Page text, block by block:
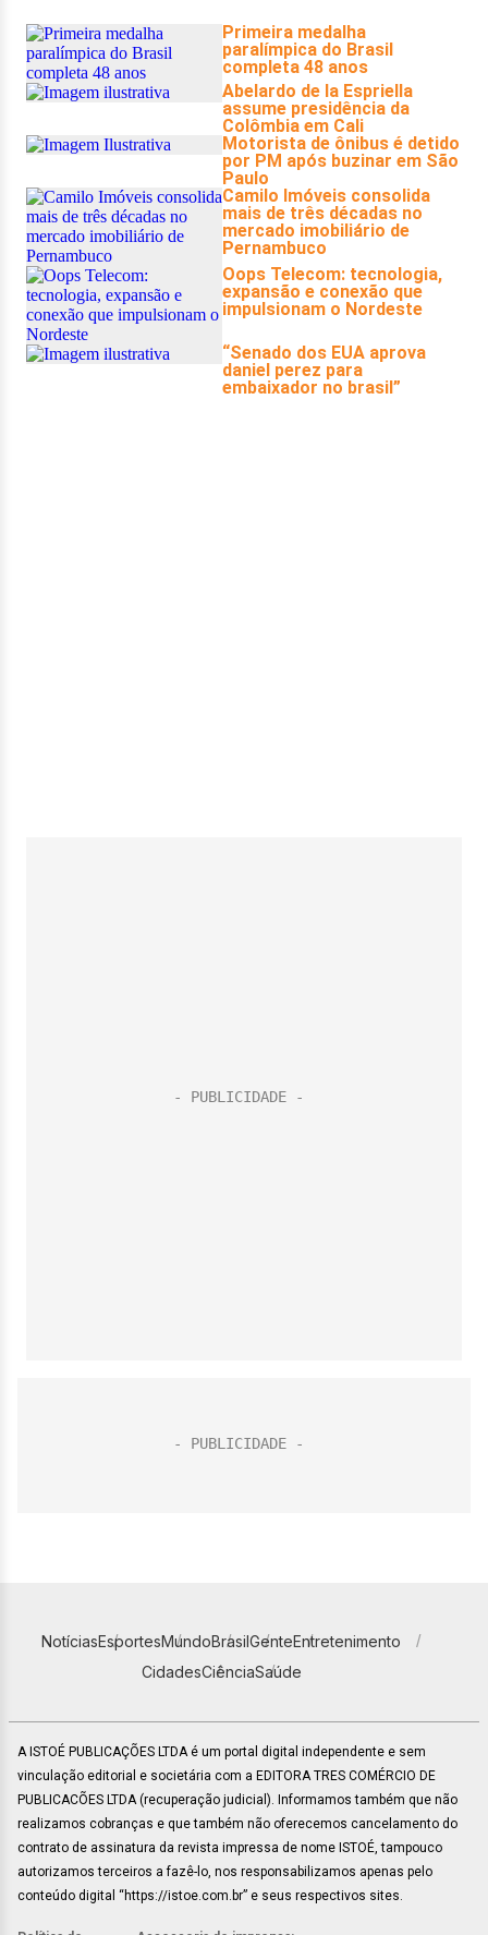
NotíciasEsportesMundoBrasilGenteEntretenimento
CidadesCiênciaSaúde
A ISTOÉ PUBLICAÇÕES LTDA é um portal digital independente e sem
vinculação editorial e societária com a EDITORA TRES COMÉRCIO DE
PUBLICACÕES LTDA (recuperação judicial). Informamos também que não
realizamos cobranças e que também não oferecemos cancelamento do
contrato de assinatura da revista impressa de nome ISTOÉ, tampouco
autorizamos terceiros a fazê-lo, nos responsabilizamos apenas pelo
conteúdo digital “https://istoe.com.br” e seus respectivos sites.